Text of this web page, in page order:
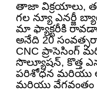
తాజా విక్రయాలు,
గల న్యూ ఎనర్జీ
మా ఫ్యాక్టరీకి
అనేది 20
CNC ప్రాసెసింగ్
సొల్యూషన్, కొత్త
పరిశోధన మరియు
మరియు